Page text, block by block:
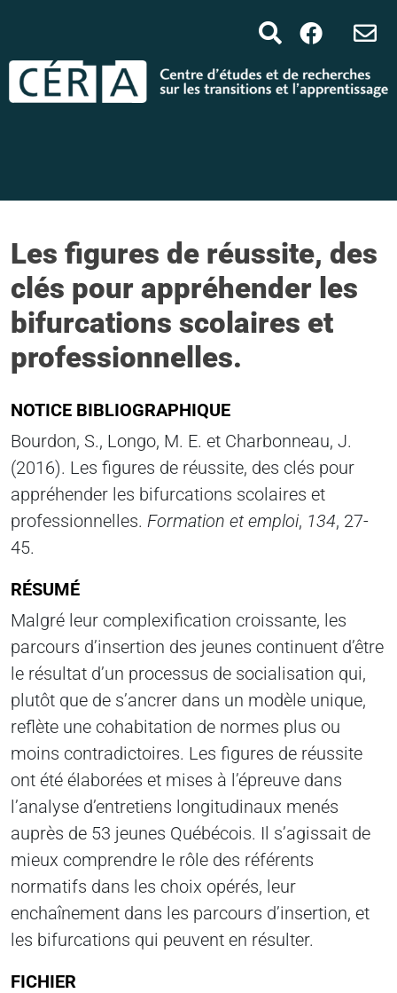
Les figures de réussite, des
clés pour appréhender les
bifurcations scolaires et
professionnelles.
NOTICE BIBLIOGRAPHIQUE
Bourdon, S., Longo, M. E. et Charbonneau, J.
(2016). Les figures de réussite, des clés pour
appréhender les bifurcations scolaires et
professionnelles. Formation et emploi, 134, 27-
45.
RÉSUMÉ
Malgré leur complexification croissante, les
parcours d’insertion des jeunes continuent d’être
le résultat d’un processus de socialisation qui,
plutôt que de s’ancrer dans un modèle unique,
reflète une cohabitation de normes plus ou
moins contradictoires. Les figures de réussite
ont été élaborées et mises à l’épreuve dans
l’analyse d’entretiens longitudinaux menés
auprès de 53 jeunes Québécois. Il s’agissait de
mieux comprendre le rôle des référents
normatifs dans les choix opérés, leur
enchaînement dans les parcours d’insertion, et
les bifurcations qui peuvent en résulter.
FICHIER